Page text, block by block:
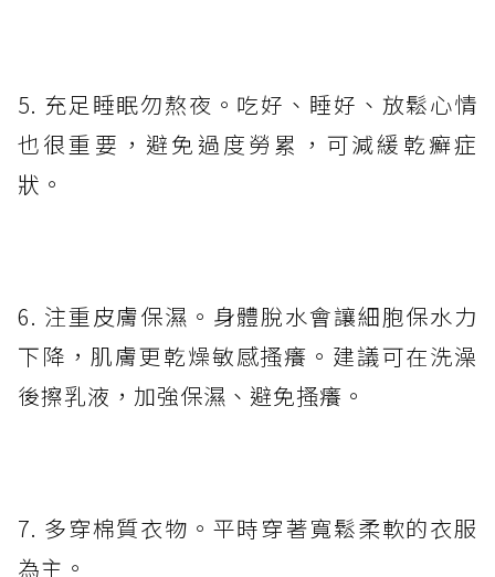
5. 充足睡眠勿熬夜。吃好、睡好、放鬆心情
也很重要，避免過度勞累，可減緩乾癬症
狀。
6. 注重皮膚保濕。身體脫水會讓細胞保水力
下降，肌膚更乾燥敏感搔癢。建議可在洗澡
後擦乳液，加強保濕、避免搔癢。
7. 多穿棉質衣物。平時穿著寬鬆柔軟的衣服
為主。